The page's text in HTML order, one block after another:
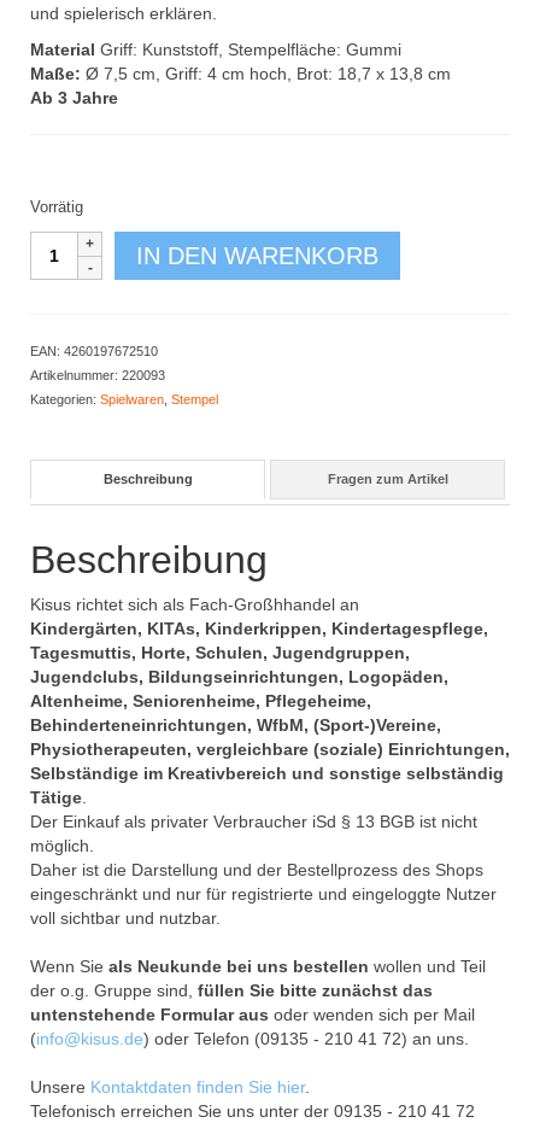
und spielerisch erklären.
Material Griff: Kunststoff, Stempelfläche: Gummi
Maße: Ø 7,5 cm, Griff: 4 cm hoch, Brot: 18,7 x 13,8 cm
Ab 3 Jahre
Vorrätig
Ernährungsstempel
12er
IN DEN WARENKORB
EAN: 4260197672510
Artikelnummer: 220093
Kategorien: Spielwaren Stempel
Beschreibung Fragen zum Artikel
Beschreibung
Kisus richtet sich als Fach-Großhhandel an
Kindergärten, KITAs, Kinderkrippen, Kindertagespflege,
Tagesmuttis, Horte, Schulen, Jugendgruppen,
Jugendclubs, Bildungseinrichtungen, Logopäden,
Altenheime, Seniorenheime, Pflegeheime,
Behinderteneinrichtungen, WfbM, (Sport-)Vereine,
Physiotherapeuten, vergleichbare (soziale) Einrichtungen,
Selbständige im Kreativbereich und sonstige selbständig
Tätige.
Der Einkauf als privater Verbraucher iSd § 13 BGB ist nicht
möglich.
Daher ist die Darstellung und der Bestellprozess des Shops
eingeschränkt und nur für registrierte und eingeloggte Nutzer
voll sichtbar und nutzbar.
Wenn Sie als Neukunde bei uns bestellen wollen und Teil
der o.g. Gruppe sind, füllen Sie bitte zunächst das
untenstehende Formular aus oder wenden sich per Mail
(info@kisus.de) oder Telefon (09135 - 210 41 72) an uns.
Unsere Kontaktdaten finden Sie hier.
Telefonisch erreichen Sie uns unter der 09135 - 210 41 72